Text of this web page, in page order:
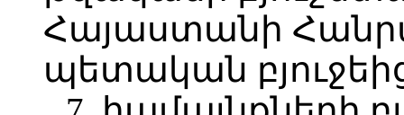
Հայաստանի
պետական